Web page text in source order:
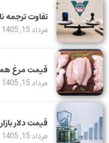
تفاوت ترجمه
مرداد 15, 1405
قیمت مرغ همه
مرداد 15, 1405
قیمت دلار بازار آزاد
مرداد 15, 1405